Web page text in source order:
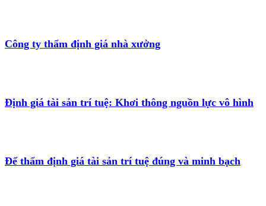
Công ty thẩm định giá nhà xưởng
Định giá tài sản trí tuệ: Khơi thông nguồn lực vô hình
Để thẩm định giá tài sản trí tuệ đúng và minh bạch